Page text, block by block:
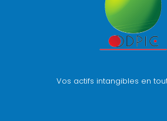
Vos actifs intangibles en